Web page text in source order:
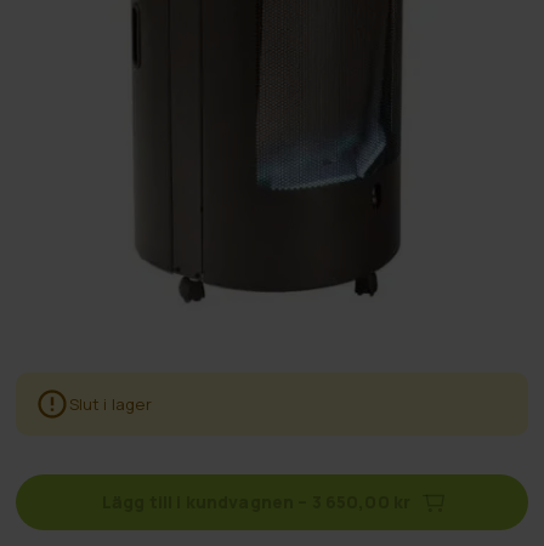
Slut i lager